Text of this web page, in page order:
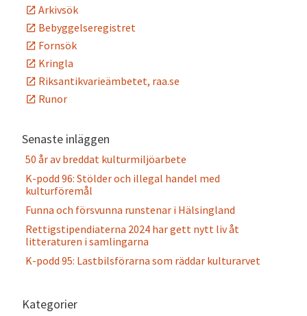
Arkivsök
Bebyggelseregistret
Fornsök
Kringla
Riksantikvarieämbetet, raa.se
Runor
Senaste inläggen
50 år av breddat kulturmiljöarbete
K-podd 96: Stölder och illegal handel med
kulturföremål
Funna och försvunna runstenar i Hälsingland
Rettigstipendiaterna 2024 har gett nytt liv åt
litteraturen i samlingarna
K-podd 95: Lastbilsförarna som räddar kulturarvet
Kategorier